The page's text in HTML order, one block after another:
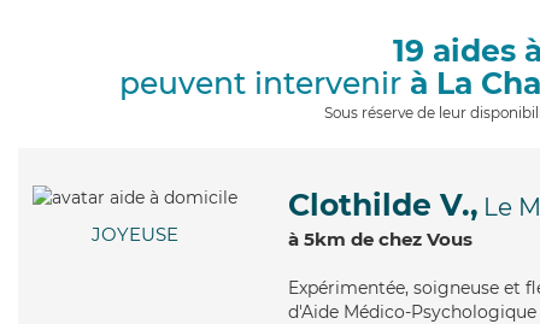
19 aides
peuvent intervenir à La
Sous réserve de leur
JOYEUSE
Clothilde V., Le
à 5km de chez Vous
Expérimentée, soigneuse et
d'Aide Médico-